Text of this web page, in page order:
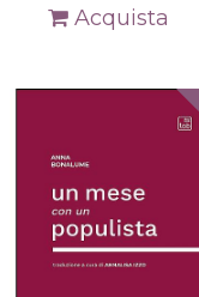
Acquista